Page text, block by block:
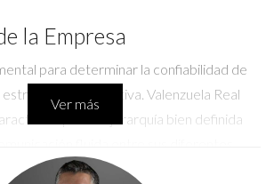
la Empresa
para determinar la confiabilidad de
organizativa. Valenzuela Real
por una jerarquía bien definida
a la empresa adaptarse rápidamente
Ver más